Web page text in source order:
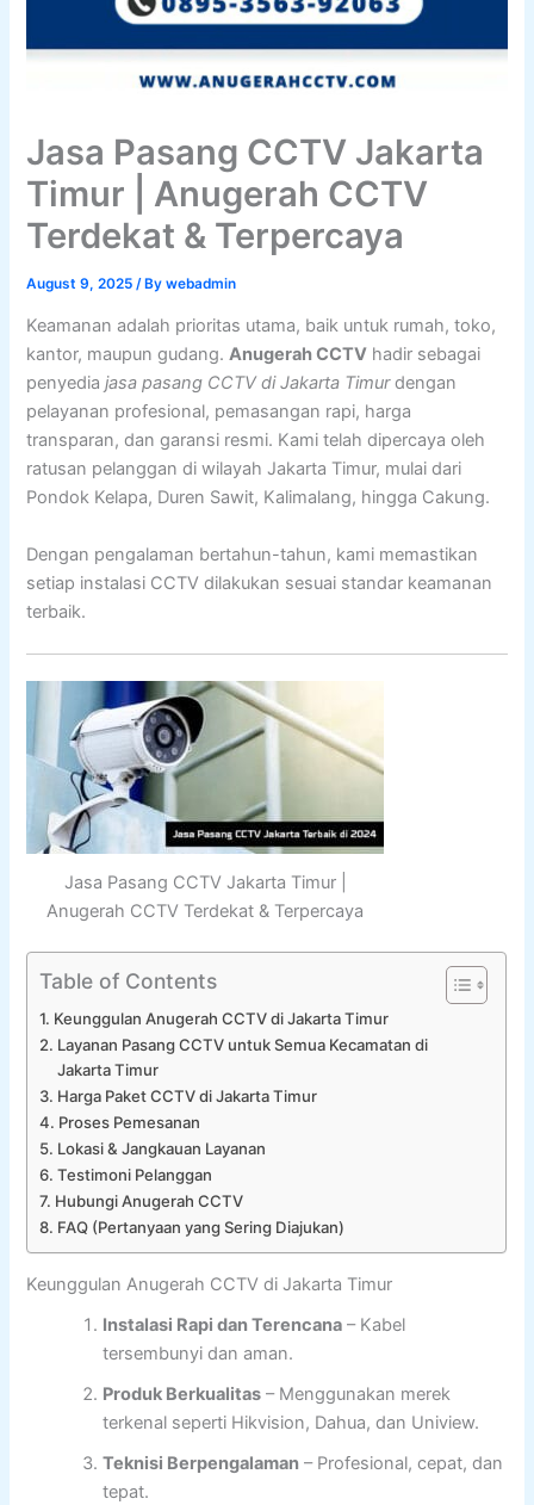
Jasa Pasang CCTV Jakarta
Timur | Anugerah CCTV
Terdekat & Terpercaya
August 9, 2025/ Bywebadmin
Keamanan adalah prioritas utama, baik untuk rumah, toko,
kantor, maupun gudang.Anugerah CCTV hadir sebagai
penyediajasa pasang CCTV di Jakarta Timurdengan
pelayanan profesional, pemasangan rapi, harga
transparan, dan garansi resmi. Kami telah dipercaya oleh
ratusan pelanggan di wilayah Jakarta Timur, mulai dari
Pondok Kelapa, Duren Sawit, Kalimalang, hingga Cakung.
Dengan pengalaman bertahun-tahun, kami memastikan
setiap instalasi CCTV dilakukan sesuai standar keamanan
terbaik.
Jasa Pasang CCTV Jakarta Timur |
Anugerah CCTV Terdekat & Terpercaya
Table of Contents
Keunggulan Anugerah CCTV di Jakarta Timur
Layanan Pasang CCTV untuk Semua Kecamatan di
Jakarta Timur
Harga Paket CCTV di Jakarta Timur
Proses Pemesanan
Lokasi & Jangkauan Layanan
Testimoni Pelanggan
Hubungi Anugerah CCTV
FAQ (Pertanyaan yang Sering Diajukan)
Keunggulan Anugerah CCTV di Jakarta Timur
Instalasi Rapi dan Terencana – Kabel
tersembunyi dan aman.
Produk Berkualitas – Menggunakan merek
terkenal seperti Hikvision, Dahua, dan Uniview.
Teknisi Berpengalaman – Profesional, cepat, dan
tepat.